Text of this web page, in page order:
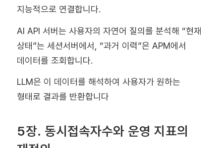
지능적으로 연결합니다.
AI API 서버는 사용자의 자연어 질의를 분석해 “현재
상태”는 세션서버에서, “과거 이력”은 APM에서
데이터를 조회합니다.
LLM은 이 데이터를 해석하여 사용자가 원하는
형태로 결과를 반환합니다
5장. 동시접속자수와 운영 지표의